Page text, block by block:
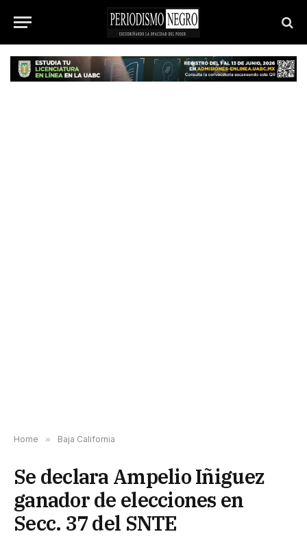
Home » Baja California
Se declara Ampelio Iñiguez
ganador de elecciones en
Secc. 37 del SNTE